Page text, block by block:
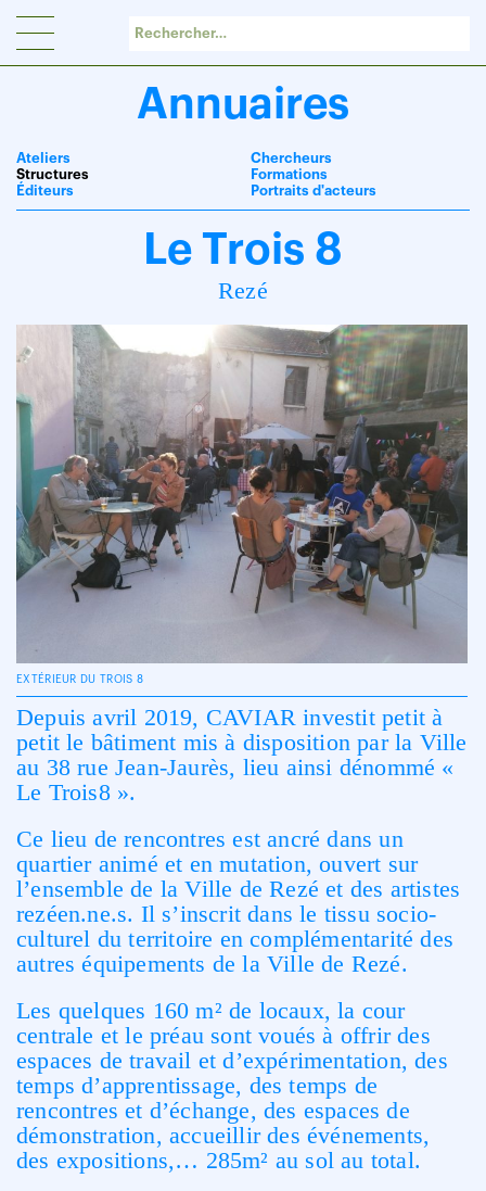
Annuaires
Ateliers
Structures
Éditeurs
Chercheurs
Formations
Portraits d'acteurs
Le Trois 8
Rezé
EXTÉRIEUR DU TROIS 8
Depuis avril 2019, CAVIAR investit petit à
petit le bâtiment mis à disposition par la Ville
au 38 rue Jean-Jaurès, lieu ainsi dénommé «
Le Trois8 ».
Ce lieu de rencontres est ancré dans un
quartier animé et en mutation, ouvert sur
l’ensemble de la Ville de Rezé et des artistes
rezéen.ne.s. Il s’inscrit dans le tissu socio-
culturel du territoire en complémentarité des
autres équipements de la Ville de Rezé.
Les quelques 160 m² de locaux, la cour
centrale et le préau sont voués à offrir des
espaces de travail et d’expérimentation, des
temps d’apprentissage, des temps de
rencontres et d’échange, des espaces de
démonstration, accueillir des événements,
des expositions,… 285m² au sol au total.